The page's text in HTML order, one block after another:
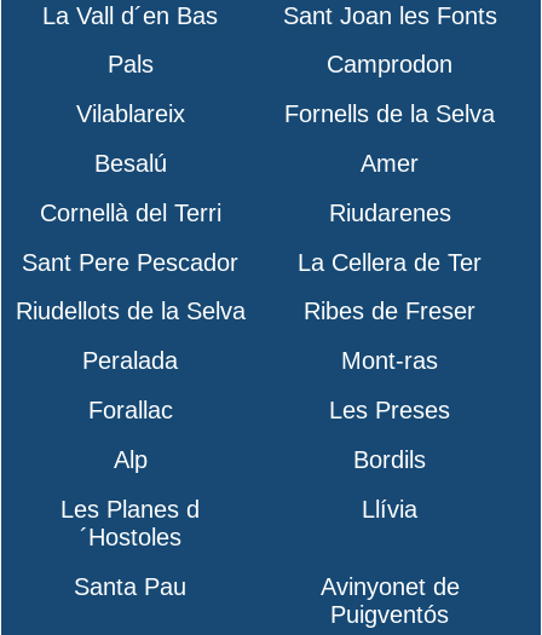
La Vall d´en Bas
Sant Joan les Fonts
Pals
Camprodon
Vilablareix
Fornells de la Selva
Besalú
Amer
Cornellà del Terri
Riudarenes
Sant Pere Pescador
La Cellera de Ter
Riudellots de la Selva
Ribes de Freser
Peralada
Mont-ras
Forallac
Les Preses
Alp
Bordils
Les Planes d
´Hostoles
Llívia
Santa Pau
Avinyonet de
Puigventós